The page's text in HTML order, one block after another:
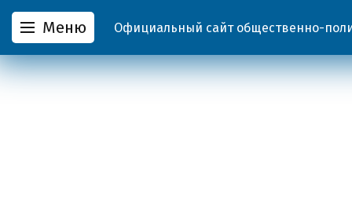
Меню Официальный сайт общественно-